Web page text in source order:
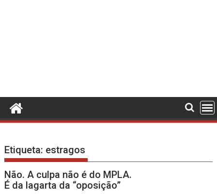
Etiqueta: estragos
Não. A culpa não é do MPLA.
É da lagarta da “oposição”